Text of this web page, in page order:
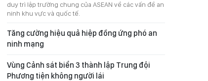
duy trì lập trường chung của ASEAN về các vấn đề an
ninh khu vực và quốc tế.
Tăng cường hiệu quả hiệp đồng ứng phó an
ninh mạng
Vùng Cảnh sát biển 3 thành lập Trung đội
Phương tiện không người lái